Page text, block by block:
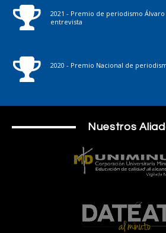
2021 - Premio de periodismo
entrevista
2020 - Premio Nacional de
Nuestros